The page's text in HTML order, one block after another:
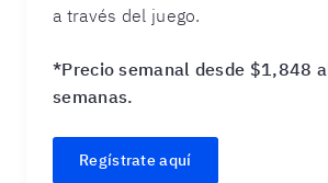
a través del juego.
*Precio semanal desde $1,848
semanas.
Regístrate aquí